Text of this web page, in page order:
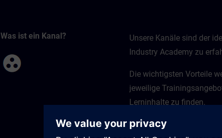
Was ist ein Kanal?
Unsere Kanäle sind der
Industry Academy zu
Die wichtigsten Vorteile
jeweilige
Lerninhalte zu finden.